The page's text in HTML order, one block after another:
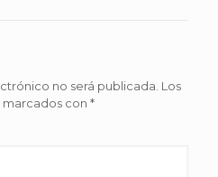
no será publicada. Los
con *